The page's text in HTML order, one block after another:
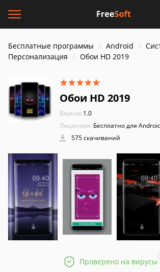
Бесплатные программы Android
Персонализация
Обои HD 2019
Обои HD 2019
Версия:1.0
Лицензия: Бесплатно для
575 скачиваний
Проверено на вирусы